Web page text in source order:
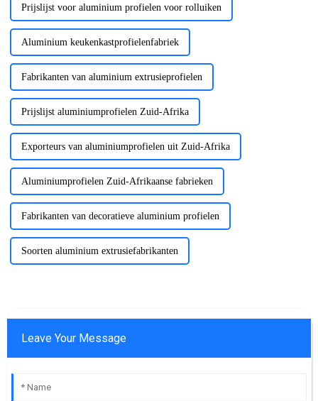
Prijslijst voor aluminium profielen voor rolluiken
Aluminium keukenkastprofielenfabriek
Fabrikanten van aluminium extrusieprofielen
Prijslijst aluminiumprofielen Zuid-Afrika
Exporteurs van aluminiumprofielen uit Zuid-Afrika
Aluminiumprofielen Zuid-Afrikaanse fabrieken
Fabrikanten van decoratieve aluminium profielen
Soorten aluminium extrusiefabrikanten
Leave Your Message